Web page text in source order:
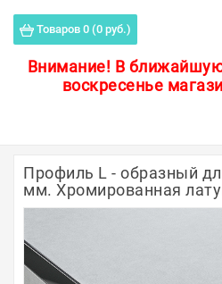
Товаров 0 (0 руб.)
Внимание! В ближайшую
воскресенье
Пороги для пола
Защитные уголки
Полосы из металла
Профили для стекла и SPC
Профиль L - образный
мм. Хромированная